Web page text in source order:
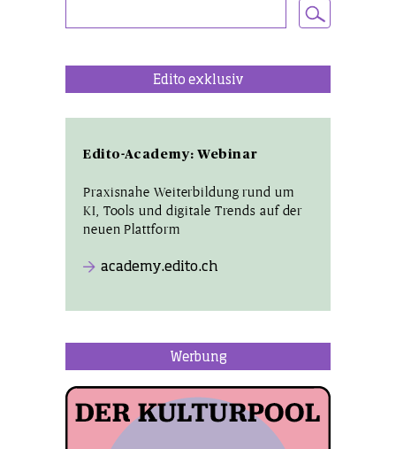
Edito exklusiv
Edito-Academy: Webinar
Praxisnahe Weiterbildung rund um
KI, Tools und digitale Trends auf der
neuen Plattform
academy.edito.ch
Werbung